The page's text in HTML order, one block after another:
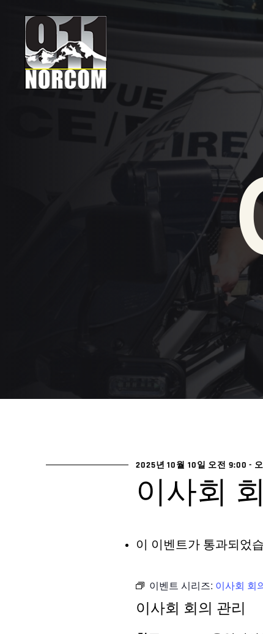
2025년 10월 10일 오전 9:00 -
이사회
이 이벤트가 통과되었
이벤트 시리즈: 이사회 회
이사회 회의 관리